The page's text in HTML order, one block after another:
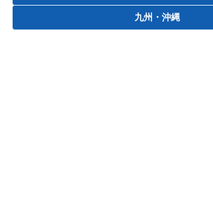
九州・沖縄